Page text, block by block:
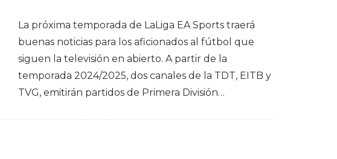
La próxima temporada de LaLiga EA Sports traerá
buenas noticias para los aficionados al fútbol que
siguen la televisión en abierto. A partir de la
temporada 2024/2025, dos canales de la TDT, EITB y
TVG, emitirán partidos de Primera División…